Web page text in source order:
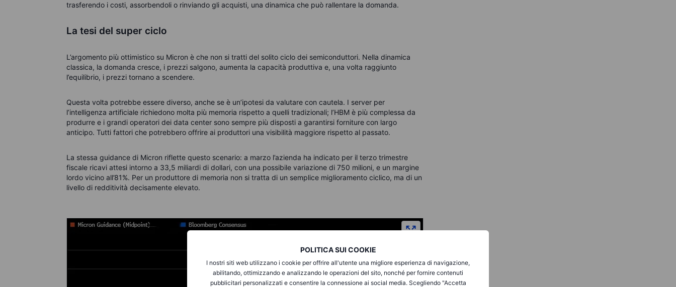
POLITICA SUI COOKIE
I nostri siti web utilizzano i cookie per offrire all'utente una migliore esperienza di navigazione,
abilitando, ottimizzando e analizzando le operazioni del sito, nonché per fornire contenuti
pubblicitari personalizzati e consentire la connessione ai social media. Scegliendo "Accetta
trasferendo i costi, assorbendoli o rinviando gli acquisti, una dinamica che può rallentare la domanda.
La tesi del super ciclo
L’argomento più ottimistico su Micron è che non si tratti del solito ciclo dei semiconduttori. Nella dinamica
classica, la domanda cresce, i prezzi salgono, aumenta la capacità produttiva e, una volta raggiunto
l’equilibrio, i prezzi tornano a scendere.
Questa volta potrebbe essere diverso, anche se è un’ipotesi da valutare con cautela. I server per
l’intelligenza artificiale richiedono molta più memoria rispetto a quelli tradizionali; l’HBM è più complessa da
produrre e i grandi operatori dei data center sono sempre più disposti a garantirsi forniture con largo
anticipo. Tutti fattori che potrebbero offrire ai produttori una visibilità maggiore rispetto al passato.
La stessa guidance di Micron riflette questo scenario: a marzo l’azienda ha indicato per il terzo trimestre
fiscale ricavi attesi intorno a 33,5 miliardi di dollari, con una possibile variazione di 750 milioni, e un margine
lordo vicino all’81%. Per un produttore di memoria non si tratta di un semplice miglioramento ciclico, ma di un
livello di redditività decisamente elevato.